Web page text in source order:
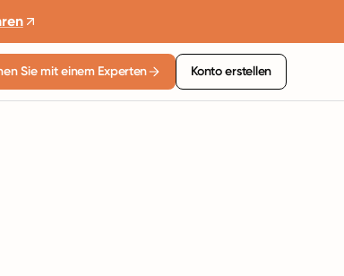
Sie mit einem Experten Konto erstellen